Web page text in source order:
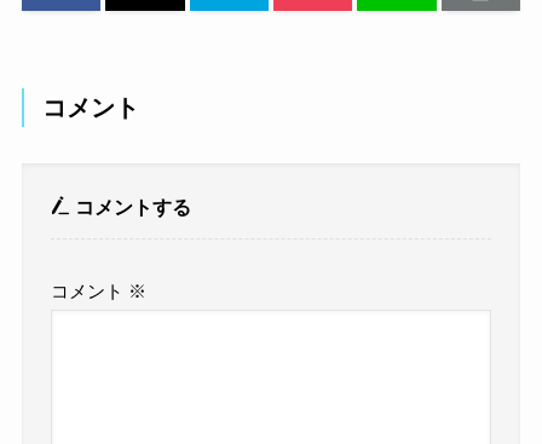
コメント
コメントする
コメント ※